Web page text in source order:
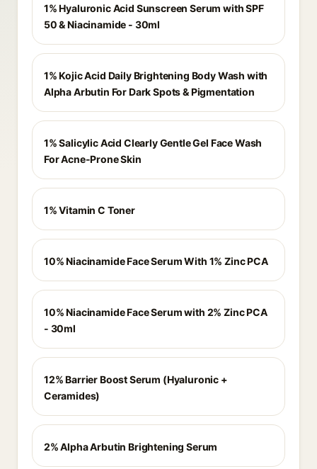
1% Hyaluronic Acid Sunscreen Serum with SPF
50 & Niacinamide - 30ml
1% Kojic Acid Daily Brightening Body Wash with
Alpha Arbutin For Dark Spots & Pigmentation
1% Salicylic Acid Clearly Gentle Gel Face Wash
For Acne-Prone Skin
1% Vitamin C Toner
10% Niacinamide Face Serum With 1% Zinc PCA
10% Niacinamide Face Serum with 2% Zinc PCA
- 30ml
12% Barrier Boost Serum (Hyaluronic +
Ceramides)
2% Alpha Arbutin Brightening Serum